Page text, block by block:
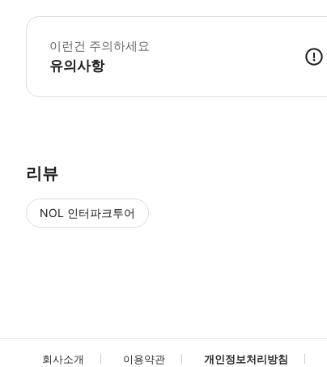
이런건 주의하세요
유의사항
리뷰
NOL 인터파크투어
회사소개 이용약관 개인정보처리방침